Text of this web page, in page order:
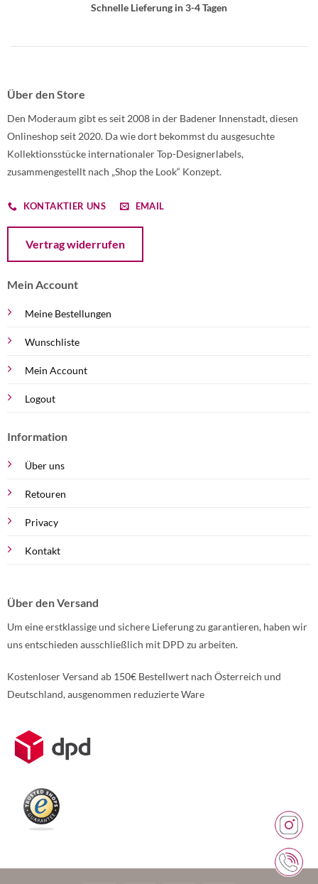
Schnelle Lieferung in 3-4 Tagen
Über den Store
Den Moderaum gibt es seit 2008 in der Badener Innenstadt, diesen
Onlineshop seit 2020. Da wie dort bekommst du ausgesuchte
Kollektionsstücke internationaler Top-Designerlabels,
zusammengestellt nach „Shop the Look“ Konzept.
KONTAKTIER UNS EMAIL
Vertrag widerrufen
Mein Account
Meine Bestellungen
Wunschliste
Mein Account
Logout
Information
Über uns
Retouren
Privacy
Kontakt
Über den Versand
Um eine erstklassige und sichere Lieferung zu garantieren, haben wir
uns entschieden ausschließlich mit DPD zu arbeiten.
Kostenloser Versand ab 150€ Bestellwert nach Österreich und
Deutschland, ausgenommen reduzierte Ware
Weitere Informationen über den gesperrten Inhalt.